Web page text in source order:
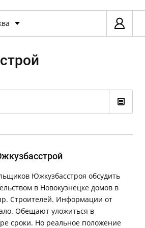
Южкузбасстроя обсудить
в Новокузнецке домов в
Строителей. Информации от
Обещают уложиться в
сроки. Но реальное положение